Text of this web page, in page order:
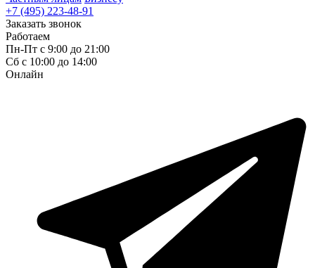
+7 (495) 223-48-91
Заказать звонок
Работаем
Пн-Пт с 9:00 до 21:00
Сб с 10:00 до 14:00
Онлайн